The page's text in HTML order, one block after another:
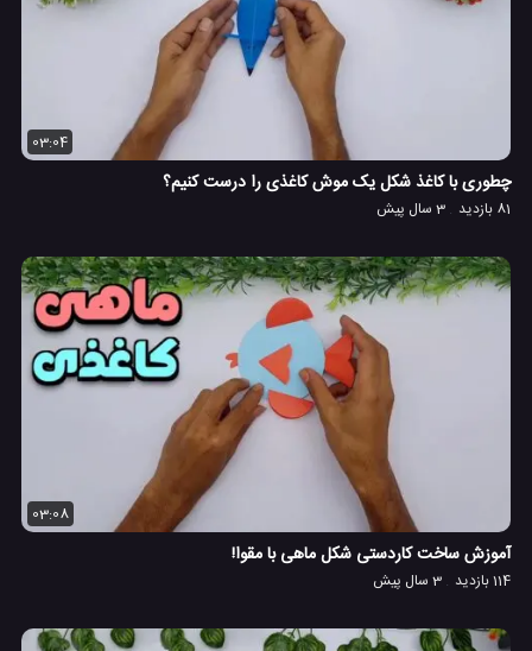
03:04
چطوری با کاغذ شکل یک موش کاغذی را درست کنیم؟
81 بازدید 3 سال پیش
03:08
آموزش ساخت کاردستی شکل ماهی با مقوا!
114 بازدید 3 سال پیش